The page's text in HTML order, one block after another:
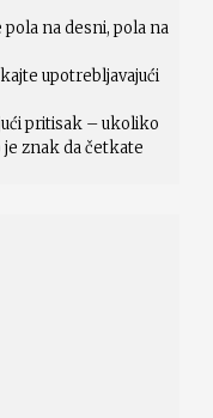
na desni, pola na
upotrebljavajući
pritisak – ukoliko
znak da četkate